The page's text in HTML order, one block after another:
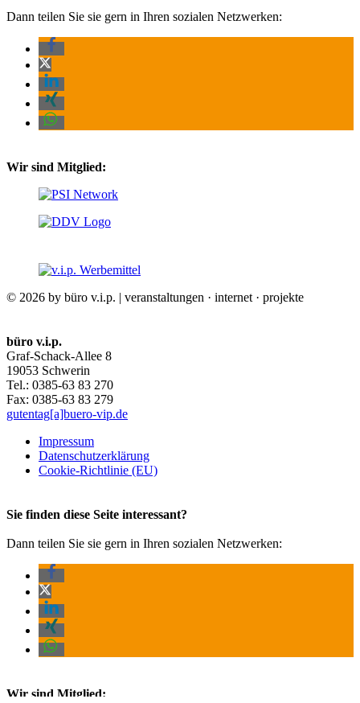
Dann teilen Sie sie gern in Ihren sozialen Netzwerken:
Wir sind Mitglied:
© 2026 by büro v.i.p. | veranstaltungen · internet · projekte
büro v.i.p.
Graf-Schack-Allee 8
19053 Schwerin
Tel.: 0385-63 83 270
Fax: 0385-63 83 279
gutentag[a]buero-vip.de
Impressum
Datenschutz­erklärung
Cookie-Richtlinie (EU)
Sie finden diese Seite interessant?
Dann teilen Sie sie gern in Ihren sozialen Netzwerken:
Wir sind Mitglied: